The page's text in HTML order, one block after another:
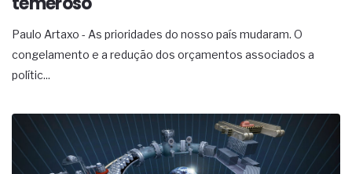
Paulo Artaxo - As prioridades do nosso país mudaram. O
congelamento e a redução dos orçamentos associados a
polític...